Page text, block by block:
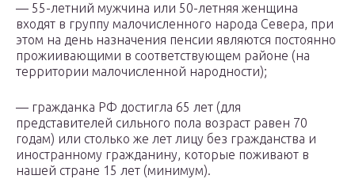
— 55-летний мужчина или 50-летняя женщина
входят в группу малочисленного народа Севера, при
этом на день назначения пенсии являются постоянно
прожиивающими в соответствующем районе (на
территории малочисленной народности);
— гражданка РФ достигла 65 лет (для
представителей сильного пола возраст равен 70
годам) или столько же лет лицу без гражданства и
иностранному гражданину, которые поживают в
нашей стране 15 лет (минимум).